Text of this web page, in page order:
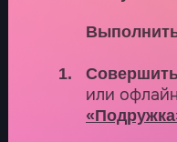
1.
или